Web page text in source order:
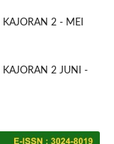
2 - MEI
KAJORAN 2 JUNI -